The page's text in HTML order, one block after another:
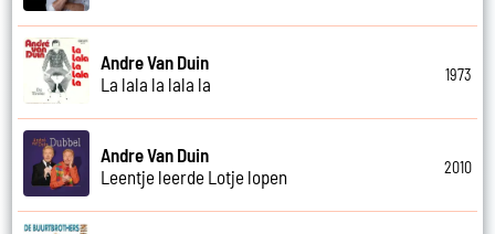
Andre Van Duin
La lala la lala la
1973
Andre Van Duin
Leentje leerde Lotje lopen
2010